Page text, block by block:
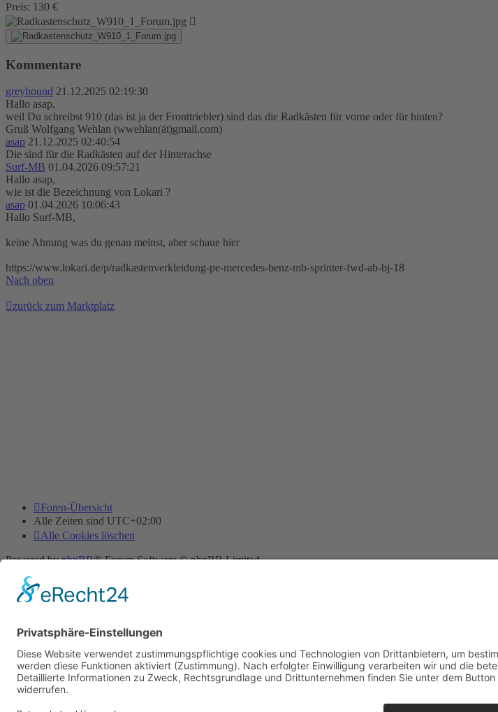
Preis: 130 €
Kommentare
greyhound 21.12.2025 02:19:30
Hallo asap,
weil Du schreibst 910 (das ist ja der Fronttriebler) sind das die Radkästen für vorne oder für hinten?
Gruß Wolfgang Wehlan (wwehlan(ät)gmail.com)
asap 21.12.2025 02:40:54
Die sind für die Radkästen auf der Hinterachse
Surf-MB 01.04.2026 09:57:21
Hallo asap,
wie ist die Bezeichnung von Lokari ?
asap 01.04.2026 10:06:43
Hallo Surf-MB,
keine Ahnung was du genau meinst, aber schaue hier
https://www.lokari.de/p/radkastenverkleidung-pe-mercedes-benz-mb-sprinter-fwd-ab-bj-18
Nach oben
zurück zum Marktplatz
Foren-Übersicht
Alle Zeiten sind UTC+02:00
Alle Cookies löschen
Powered byphpBB® Forum Software © phpBB Limited
Deutsche Übersetzung durch
Datenschutz |Nutzungsbedingungen
Time: 0.028s| Peak Memory Usage: 11.63 MiB | GZIP: Off